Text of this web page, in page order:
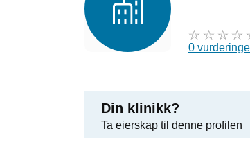
0
Din klinikk?
Ta eierskap til denne profilen